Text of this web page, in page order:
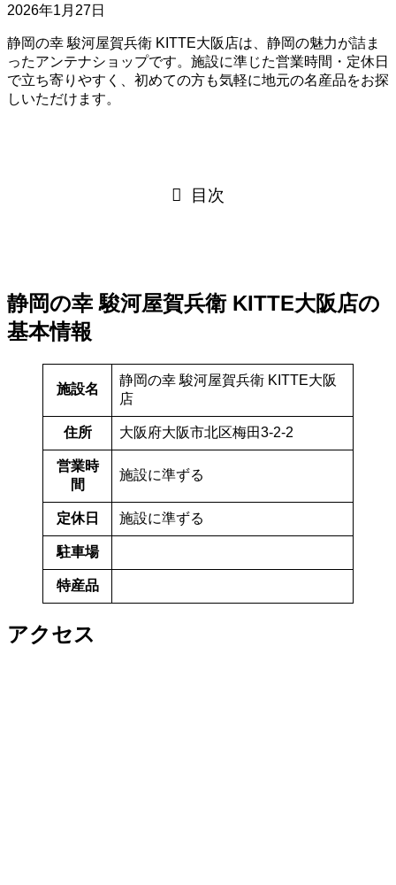
2026年1月27日
静岡の幸 駿河屋賀兵衛 KITTE大阪店は、静岡の魅力が詰ま
ったアンテナショップです。施設に準じた営業時間・定休日
で立ち寄りやすく、初めての方も気軽に地元の名産品をお探
しいただけます。
目次
静岡の幸 駿河屋賀兵衛 KITTE大阪店の
基本情報
施設名
静岡の幸 駿河屋賀兵衛 KITTE大阪
店
住所 大阪府大阪市北区梅田3-2-2
営業時
間
施設に準ずる
定休日 施設に準ずる
駐車場
特産品
アクセス